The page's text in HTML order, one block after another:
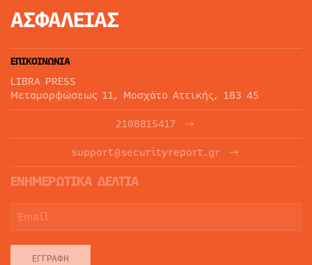
ΑΣΦΑΛΕΙΑΣ
ΕΠΙΚΟΙΝΩΝΙΑ
LIBRA PRESS
Μεταμορφώσεως 11, Μοσχάτο Αττικής, 183 45
2108815417
support@securityreport.gr
ΕΝΗΜΕΡΩΤΙΚΑ ΔΕΛΤΙΑ
ΕΓΓΡΑΦΉ